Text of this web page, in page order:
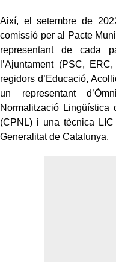
Així, el setembre de
comissió per al Pacte
representant de cada
l’Ajuntament (PSC,
regidors d’Educació,
un representant
Normalització
(CPNL) i una tècnica LIC
Generalitat de Catalunya.